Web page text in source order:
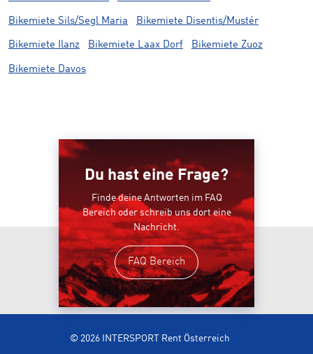
Bikemiete Sils/Segl Maria Bikemiete Disentis/Mustér
Bikemiete Ilanz Bikemiete Laax Dorf Bikemiete Zuoz
Bikemiete Davos
Du hast eine Frage?
Finde deine Antworten im FAQ
Bereich oder schreib uns dort eine
Nachricht.
FAQ Bereich
© 2026 INTERSPORT Rent Österreich